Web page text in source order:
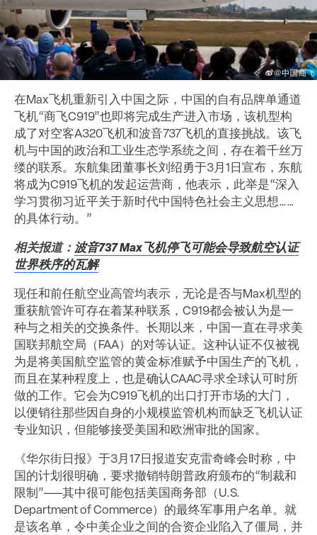
在Max飞机重新引入中国之际，中国的自有品牌单通道
飞机“商飞C919”也即将完成生产进入市场，该机型构
成了对空客A320飞机和波音737飞机的直接挑战。该飞
机与中国的政治和工业生态学系统之间，存在着千丝万
缕的联系。东航集团董事长刘绍勇于3月1日宣布，东航
将成为C919飞机的发起运营商，他表示，此举是“深入
学习贯彻习近平关于新时代中国特色社会主义思想……
的具体行动。”
相关报道： 波音737 Max飞机停飞可能会导致航空认证
世界秩序的瓦解
现任和前任航空业高管均表示，无论是否与Max机型的
重获航管许可存在着某种联系，C919都会被认为是一
种与之相关的交换条件。长期以来，中国一直在寻求美
国联邦航空局（FAA）的对等认证。这种认证不仅被视
为是将美国航空监管的黄金标准赋予中国生产的飞机，
而且在某种程度上，也是确认CAAC寻求全球认可时所
做的工作。它会为C919飞机的出口打开市场的大门，
以便销往那些因自身的小规模监管机构而缺乏飞机认证
专业知识，但能够接受美国和欧洲审批的国家。
《华尔街日报》于3月17日报道安克雷奇峰会时称，中
国的计划很明确，要求撤销特朗普政府颁布的“制裁和
限制”——其中很可能包括美国商务部（U.S.
Department of Commerce）的最终军事用户名单。就
是该名单，令中美企业之间的合资企业陷入了僵局，并